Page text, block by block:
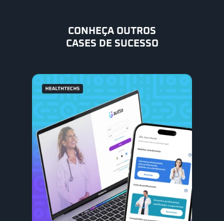
CONHEÇA OUTROS
CASES DE SUCESSO